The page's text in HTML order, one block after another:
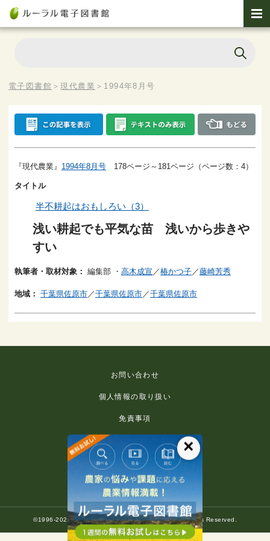
電子図書館 ＞現代農業 ＞ 1994年8月号
『現代農業』 1994年8月号 178ページ～181ページ（ページ数：4）
タイトル
半不耕起はおもしろい（3）
浅い耕起でも平気な苗 浅いから歩きや
すい
執筆者・取材対象： 編集部 ・ 高木成宣 ／椿かつ子 ／藤崎芳秀
地域： 千葉県佐原市 ／千葉県佐原市 ／千葉県佐原市
お問い合わせ
個人情報の取り扱い
免責事項
推奨環境
著作権等について
©1996-2022 Rural Culture Association Japan. All Rights Reserved.
×